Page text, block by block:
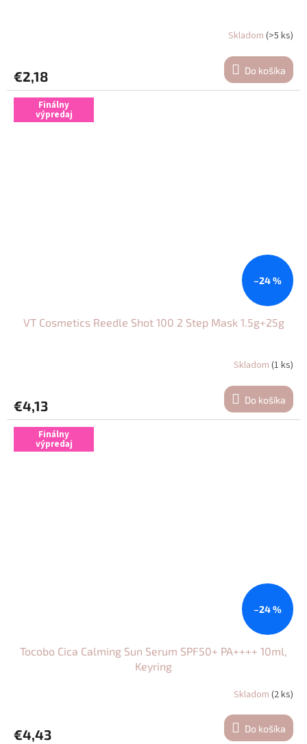
Skladom (>5 ks)
€2,18 Do košíka
Finálny
výpredaj
–24 %
VT Cosmetics Reedle Shot 100 2 Step Mask 1.5g+25g
Skladom (1 ks)
€4,13 Do košíka
Finálny
výpredaj
–24 %
Tocobo Cica Calming Sun Serum SPF50+ PA++++ 10ml,
Keyring
Skladom (2 ks)
€4,43 Do košíka